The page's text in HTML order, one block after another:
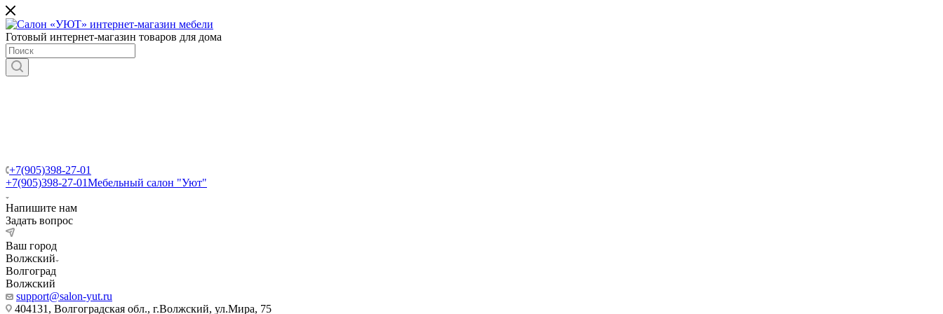
Готовый интернет-магазин товаров для дома
+7(905)398-27-01
+7(905)398-27-01Мебельный салон "Уют"
Напишите нам
Задать вопрос
Ваш город
Волжский
Волгоград
Волжский
support@salon-yut.ru
404131, Волгоградская обл., г.Волжский, ул.Мира, 75